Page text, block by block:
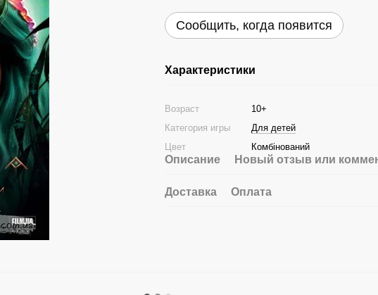
Сообщить, когда появится
Характеристики
Возраст
10+
Категория игры
Для детей
Цвет
Комбінований
Описание Новый отзыв или
Доставка Оплата